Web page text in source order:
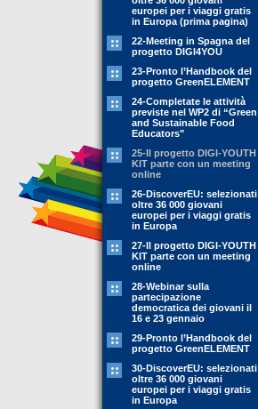
europei per i viaggi gratis
in Europa (prima pagina)
22-Meeting in Spagna del
progetto DIGI4YOU
23-Pronto l’Handbook del
progetto GreenELEMENT
24-Completate le attività
previste nel WP2 di “Green
and Sustainable Food
Educators"
25-Il progetto DIGI-YOUTH
KIT parte con un meeting
online
26-DiscoverEU: selezionati
oltre 36 000 giovani
europei per i viaggi gratis
in Europa
27-Il progetto DIGI-YOUTH
KIT parte con un meeting
online
28-Webinar sulla
partecipazione
democratica dei giovani il
16 e 23 gennaio
29-Pronto l’Handbook del
progetto GreenELEMENT
30-DiscoverEU: selezionati
oltre 36 000 giovani
europei per i viaggi gratis
in Europa